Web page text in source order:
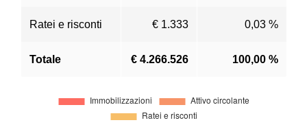
Ratei e risconti € 1.333 0,03 %
Totale € 4.266.526 100,00 %